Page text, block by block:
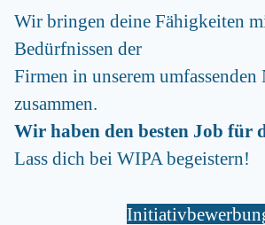
Wir bringen deine Fähigkeiten
Bedürfnissen der
Firmen in unserem umfassenden
zusammen.
Wir haben den besten Job für
Lass dich bei WIPA begeistern!